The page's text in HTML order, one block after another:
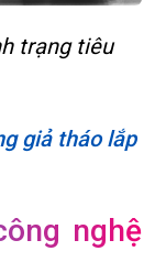
trạng tiêu
giả tháo lắp
nghệ